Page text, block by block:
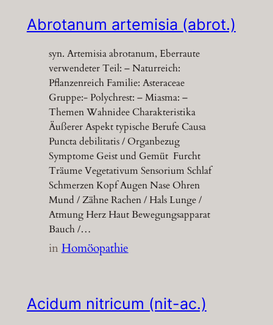
Abrotanum artemisia (abrot.)
syn. Artemisia abrotanum, Eberraute
verwendeter Teil: – Naturreich:
Pflanzenreich Familie: Asteraceae
Gruppe:- Polychrest: – Miasma: –
Themen Wahnidee Charakteristika
Äußerer Aspekt typische Berufe Causa
Puncta debilitatis / Organbezug
Symptome Geist und Gemüt Furcht
Träume Vegetativum Sensorium Schlaf
Schmerzen Kopf Augen Nase Ohren
Mund / Zähne Rachen / Hals Lunge /
Atmung Herz Haut Bewegungsapparat
Bauch /…
inHomöopathie
Acidum nitricum (nit-ac.)